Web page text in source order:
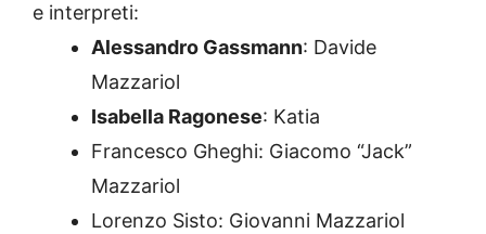
e interpreti:
Alessandro Gassmann: Davide
Mazzariol
Isabella Ragonese: Katia
Francesco Gheghi: Giacomo “Jack”
Mazzariol
Lorenzo Sisto: Giovanni Mazzariol